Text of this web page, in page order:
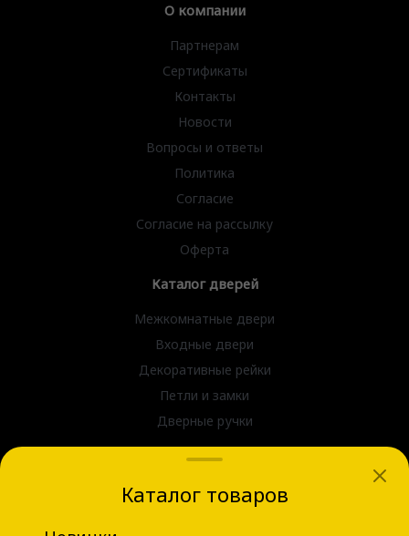
О компании
Партнерам
Сертификаты
Контакты
Новости
Вопросы и ответы
Политика
Согласие
Согласие на рассылку
Оферта
Каталог дверей
Межкомнатные двери
Входные двери
Декоративные рейки
Петли и замки
Дверные ручки
г. Новосибирск, ул. Блюхера д.31
Каталог товаров